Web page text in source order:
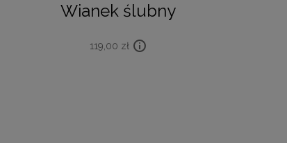
Wianek ślubny
119,00 zł